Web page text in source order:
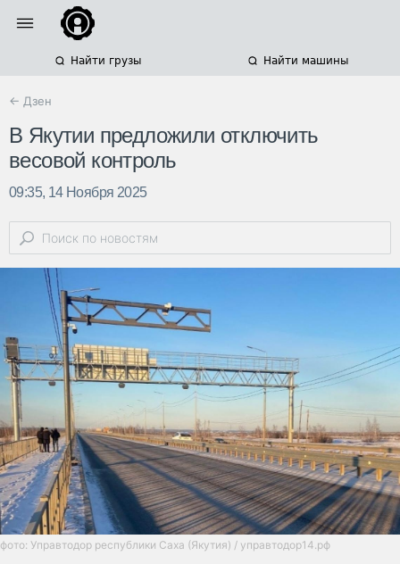
Найти грузы Найти машины
← Дзен
В Якутии предложили отключить
весовой контроль
09:35, 14 Ноября 2025
фото: Управтодор республики Саха (Якутия) / управтодор14.рф